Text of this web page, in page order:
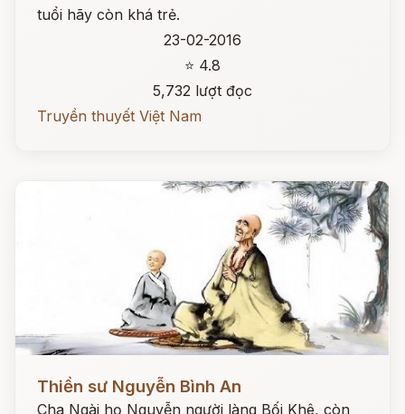
tuổi hãy còn khá trẻ.
23-02-2016
⭐ 4.8
5,732 lượt đọc
Truyền thuyết Việt Nam
Đọc ngay
Thiền sư Nguyễn Bình An
Cha Ngài họ Nguyễn người làng Bối Khê, còn